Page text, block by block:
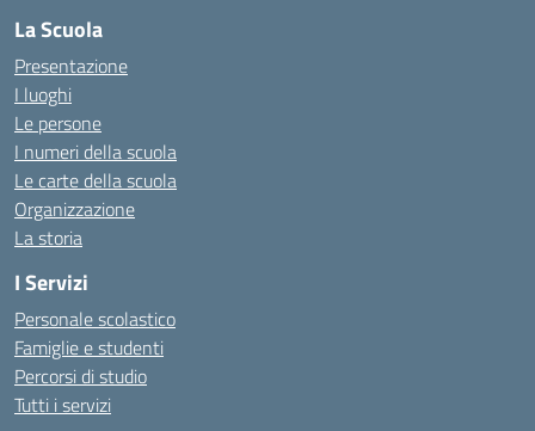
La Scuola
Presentazione
I luoghi
Le persone
I numeri della scuola
Le carte della scuola
Organizzazione
La storia
I Servizi
Personale scolastico
Famiglie e studenti
Percorsi di studio
Tutti i servizi